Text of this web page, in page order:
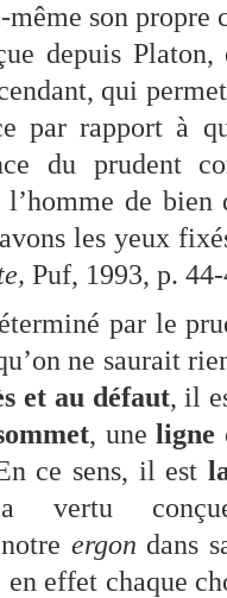
son propre
depuis
qui
par rapport à
du prudent
l’homme de
les yeux
Puf, 1993, p.
par le
ne saurait
et au défaut, il
, uneligne
ce sens, il est
conçue
ergon dans
effet chaque